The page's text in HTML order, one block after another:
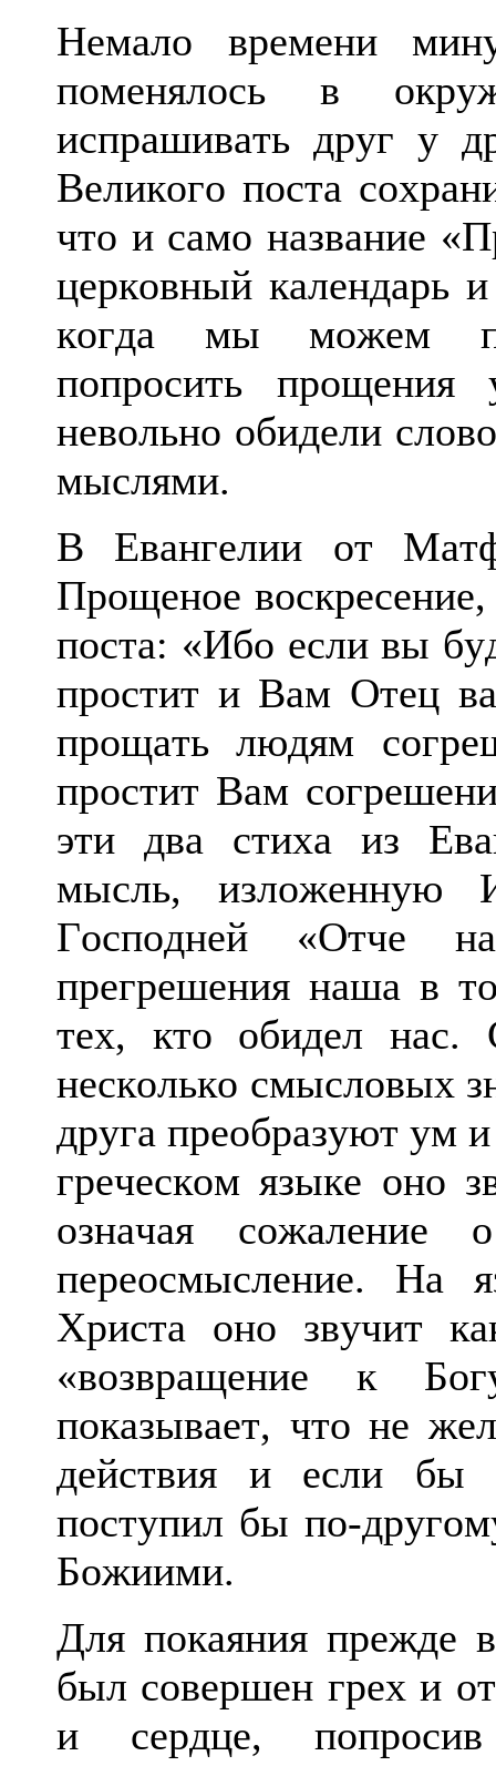
Немало времени
поменялось в
испрашивать друг у
Великого поста
что и само название
церковный календарь
когда мы можем
попросить
невольно обидели
мыслями.
В Евангелии от
Прощеное
поста: «Ибо если вы
простит и Вам Отец
прощать людям
простит Вам
эти два стиха из
мысль, изложенную
Господней «Отче
прегрешения наша в
тех, кто обидел нас.
несколько смысловых
друга преобразуют ум
греческом языке оно
означая сожаление
переосмысление. На
Христа оно звучит
«возвращение к
показывает, что не
действия и если бы
поступил бы по-
Божиими.
Для покаяния прежде
был совершен грех и
и сердце,